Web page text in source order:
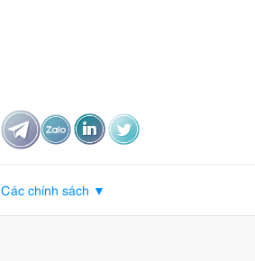
Các chính sách ▼